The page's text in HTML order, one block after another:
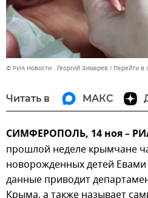
© РИА Новости . Георгий Зимарев Перейти в
Читать в МАКС
СИМФЕРОПОЛЬ, 14 ноя –
прошлой неделе крымчане
новорожденных детей
данные приводит
Крыма, а также называет